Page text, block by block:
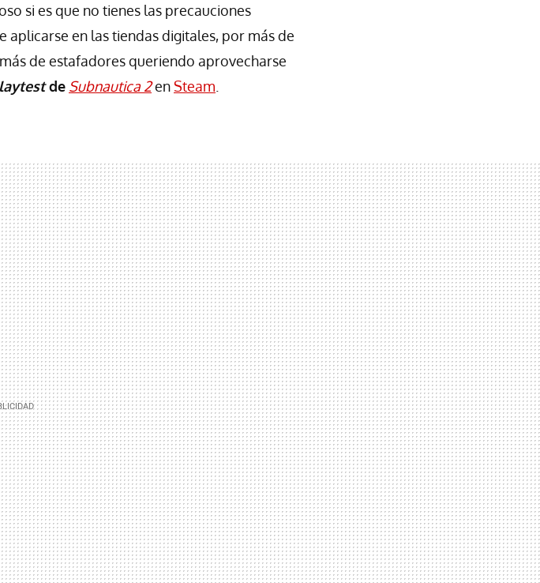
si es que no tienes las precauciones
aplicarse en las tiendas digitales, por más de
de estafadores queriendo aprovecharse
de Subnautica 2enSteam